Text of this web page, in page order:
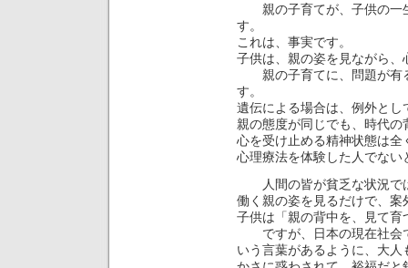
親の子育てが、子供の一
す。
これは、事実です。
子供は、親の姿を見ながら
親の子育てに、問題が有
す。
遺伝による場合は、例外とし
親の態度が同じでも、時代
心を受け止める精神状態は全
心理療法を体験した人でな
人間の皆が貧乏な状況で
働く親の姿を見るだけで、
子供は「親の背中を、見て育
ですが、日本の現在社会
いう言葉があるように、大